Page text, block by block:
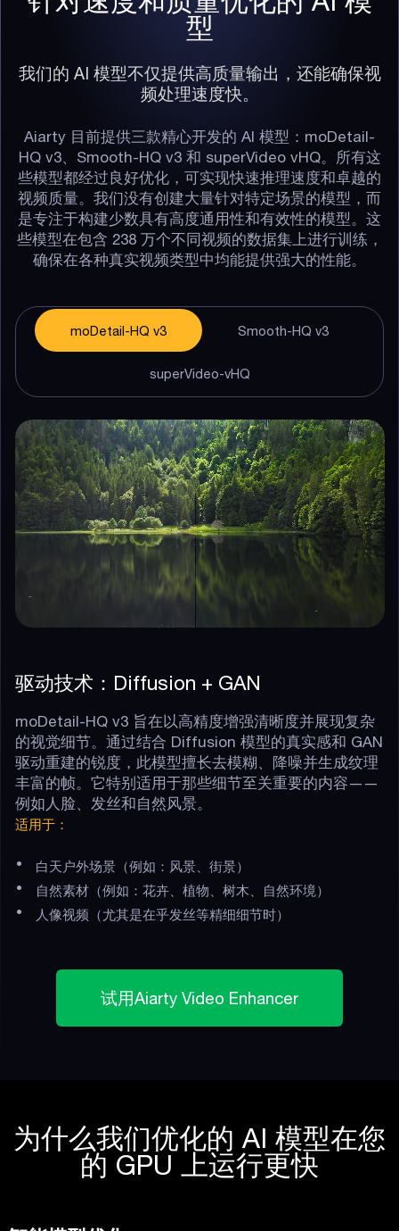
型
我们的 AI 模型不仅提供高质量输出，还能确保视
频处理速度快。
Aiarty 目前提供三款精心开发的 AI 模型：moDetail-
HQ v3、Smooth-HQ v3 和 superVideo vHQ。所有这
些模型都经过良好优化，可实现快速推理速度和卓越的
视频质量。我们没有创建大量针对特定场景的模型，而
是专注于构建少数具有高度通用性和有效性的模型。这
些模型在包含 238 万个不同视频的数据集上进行训练，
确保在各种真实视频类型中均能提供强大的性能。
moDetail-HQ v3 Smooth-HQ v3
superVideo-vHQ
驱动技术：Diffusion + GAN
moDetail-HQ v3 旨在以高精度增强清晰度并展现复杂
的视觉细节。通过结合 Diffusion 模型的真实感和 GAN
驱动重建的锐度，此模型擅长去模糊、降噪并生成纹理
丰富的帧。它特别适用于那些细节至关重要的内容——
例如人脸、发丝和自然风景。
适用于：
• 白天户外场景（例如：风景、街景）
• 自然素材（例如：花卉、植物、树木、自然环境）
• 人像视频（尤其是在乎发丝等精细细节时）
试用Aiarty Video Enhancer
为什么我们优化的 AI 模型在您
的 GPU 上运行更快